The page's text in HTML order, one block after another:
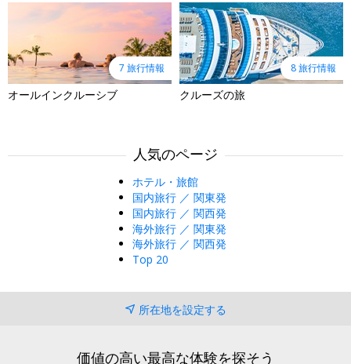
7 旅行情報
オールインクルーシブ
8 旅行情報
クルーズの旅
人気のページ
ホテル・旅館
国内旅行 ／ 関東発
国内旅行 ／ 関西発
海外旅行 ／ 関東発
海外旅行 ／ 関西発
Top 20
所在地を設定する
価値の高い最高な体験を探そう